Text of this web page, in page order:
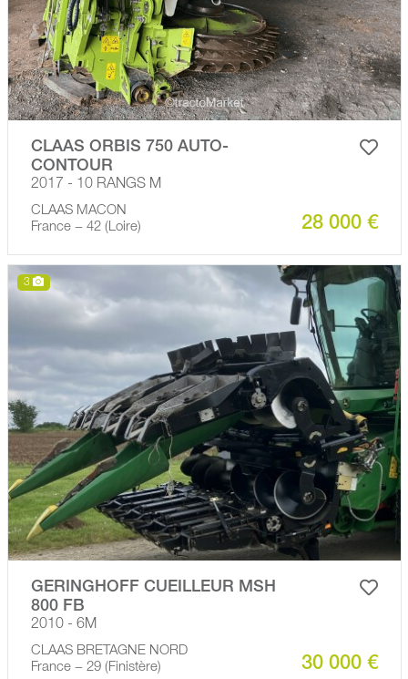
CLAAS ORBIS 750 AUTO-
CONTOUR
2017 - 10 RANGS M
CLAAS MACON
France − 42 (Loire)
28 000 €
3
GERINGHOFF CUEILLEUR MSH
800 FB
2010 - 6M
CLAAS BRETAGNE NORD
France − 29 (Finistère)
30 000 €